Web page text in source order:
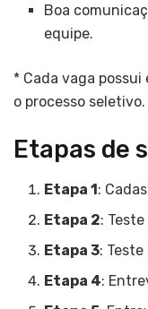
Boa
equipe.
* Cada vaga
o processo seletivo.
Etapas de
Etapa 1:
Etapa 2:
Etapa 3: Teste
Etapa 4: